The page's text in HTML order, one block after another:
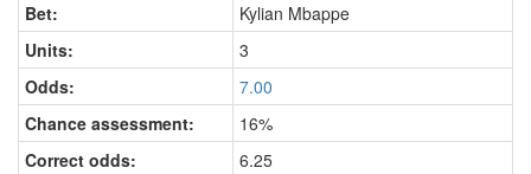
Bet:
Kylian Mbappe
Units:
3
Odds:
7.00
Chance assessment:
16%
Correct odds:
6.25